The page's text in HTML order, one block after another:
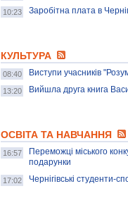
10:23 Заробітна плата в
КУЛЬТУРА
08:40 Виступи учасників
13:20 Вийшла друга книга
ОСВІТА ТА НАВЧАННЯ
16:57
Переможці міського
подарунки
17:02 Чернігівські студенти-